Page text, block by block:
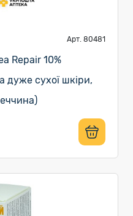
Арт. 80481
Repair 10%
дуже сухої шкіри,